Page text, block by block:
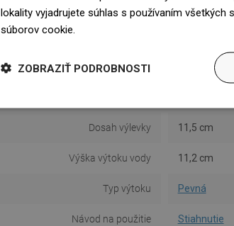
Zátka v balení Nie
S termostatom
Dosah výlevky 11,5 cm
Výška výtoku vody 11,2 cm
Typ výtoku Pevná
Návod na použitie Stiahnutie
lokality vyjadrujete súhlas s používaním
súborov cookie.
ZOBRAZIŤ PODROBNOSTI